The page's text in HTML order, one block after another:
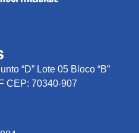
“D” Lote 05 Bloco “B”
CEP: 70340-907